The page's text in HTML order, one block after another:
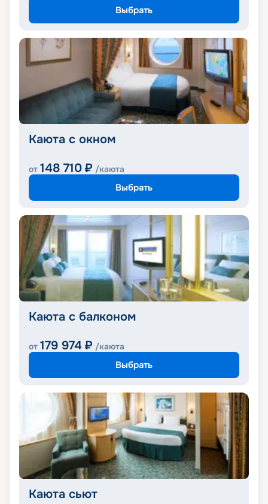
Выбрать
Каюта с окном
от 148 710 ₽ /каюта
Выбрать
Каюта с балконом
от 179 974 ₽ /каюта
Выбрать
Каюта сьют